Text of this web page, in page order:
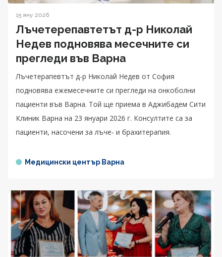
15 яну 2026
Лъчетерепавтетът д-р Николай
Недев подновява месечните си
прегледи във Варна
Лъчетерапевтът д-р Николай Недев от София
подновява ежемесечните си прегледи на онкоболни
пациенти във Варна. Той ще приема в Аджибадем Сити
Клиник Варна на 23 януари 2026 г. Консултите са за
пациенти, насочени за лъче- и брахитерапия.
Медицински център Варна